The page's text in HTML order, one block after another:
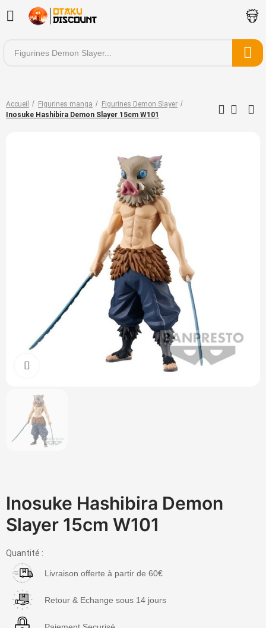
Accueil Figurines manga
Figurines Demon Slayer
Inosuke Hashibira Demon Slayer 15cm W101
Cliquez pour agrandir
Inosuke Hashibira Demon
Slayer 15cm W101
Quantité :
Livraison offerte à partir de 60€
Retour & Echange sous 14 jours